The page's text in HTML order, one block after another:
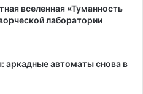
вселенная «Туманность
лаборатории
аркадные автоматы снова в